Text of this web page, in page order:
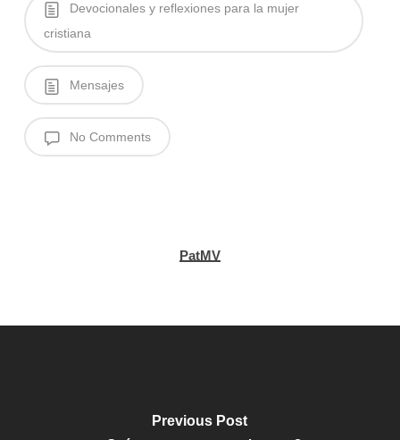
Devocionales y reflexiones para la mujer
cristiana
Mensajes
No Comments
PatMV
Previous Post